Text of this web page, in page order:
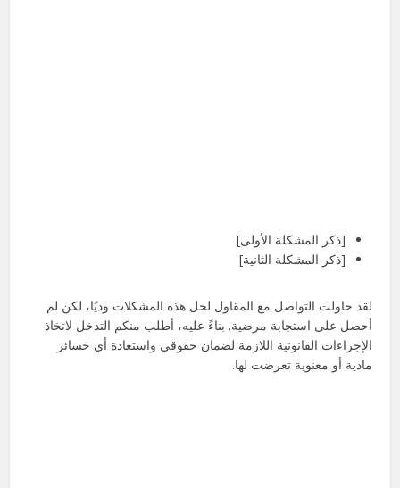
[ذكر المشكلة الأولى]
[ذكر المشكلة الثانية]
لقد حاولت التواصل مع المقاول لحل هذه المشكلات وديًا، لكن لم
أحصل على استجابة مرضية. بناءً عليه، أطلب منكم التدخل لاتخاذ
الإجراءات القانونية اللازمة لضمان حقوقي واستعادة أي خسائر
مادية أو معنوية تعرضت لها.